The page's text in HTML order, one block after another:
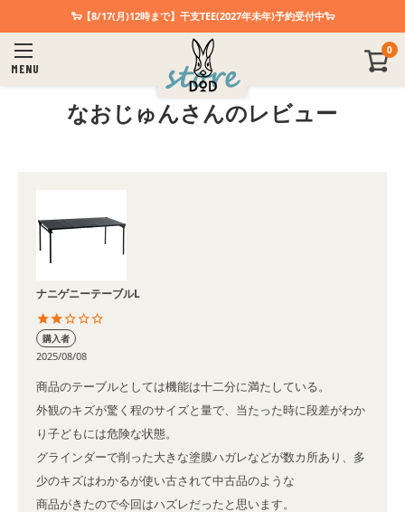
🐑【8/17(月)12時まで】干支TEE(2027年未年)予約受付中🐑
MENU
0
なおじゅんさんのレビュー
ナニゲニーテーブルL
購入者
2025/08/08
商品のテーブルとしては機能は十二分に満たしている。
外観のキズが驚く程のサイズと量で、当たった時に段差がわか
り子どもには危険な状態。
グラインダーで削った大きな塗膜ハガレなどが数カ所あり、多
少のキズはわかるが使い古されて中古品のような
商品がきたので今回はハズレだったと思います。